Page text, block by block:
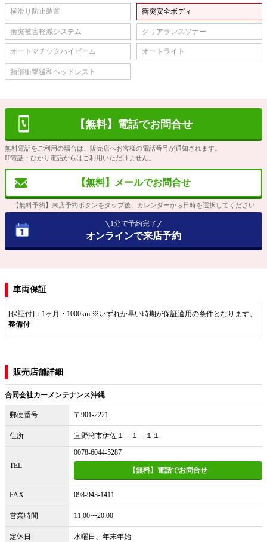
横滑り防止装置 衝突安全ボディ
衝突被害軽減システム クリアランスソナー
オートマチックハイビーム オートライト
頸部衝撃緩和ヘッドレスト
【無料】電話でお問合せ
無料電話をご利用の場合は、販売店へお客様の電話番号が通知されます。
IP電話・ひかり電話からはご利用いただけません。
【無料】メールでお問合せ
【無料予約】来店予約ボタンをタップ後、カレンダーから日時を選択してください
1分で予約完了
オンラインで来店予約
車両保証
[保証付]：1ヶ月・1000km ※いずれか早い時期が保証適用の条件となります。
整備付
販売店舗詳細
合同会社カーメンテナンス沖縄
郵便番号 〒901-2221
住所 宜野湾市伊佐１－１－１１
TEL
0078-6044-5287
【無料】電話でお問合せ
FAX 098-943-1411
営業時間 11:00〜20:00
定休日 水曜日、年末年始